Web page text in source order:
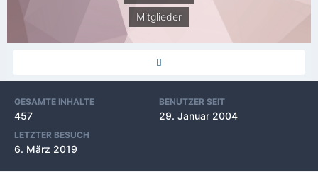
Mitglieder
GESAMTE INHALTE
457
BENUTZER SEIT
29. Januar 2004
LETZTER BESUCH
6. März 2019